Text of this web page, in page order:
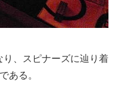
、スピナーズに辿り着
ある。